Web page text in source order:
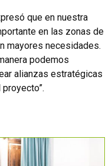
que en nuestra
en las zonas de
mayores necesidades.
podemos
alianzas estratégicas